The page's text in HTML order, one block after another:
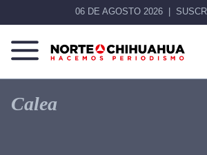
06 DE AGOSTO 2026
Norte
Chihuahua
Más
que
noticias,
Calea